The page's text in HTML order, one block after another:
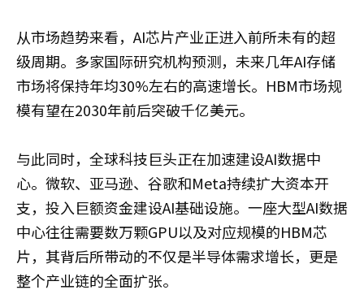
从市场趋势来看，AI芯片产业正进入前所未有的超
级周期。多家国际研究机构预测，未来几年AI存储
市场将保持年均30%左右的高速增长。HBM市场规
模有望在2030年前后突破千亿美元。
与此同时，全球科技巨头正在加速建设AI数据中
心。微软、亚马逊、谷歌和Meta持续扩大资本开
支，投入巨额资金建设AI基础设施。一座大型AI数据
中心往往需要数万颗GPU以及对应规模的HBM芯
片，其背后所带动的不仅是半导体需求增长，更是
整个产业链的全面扩张。